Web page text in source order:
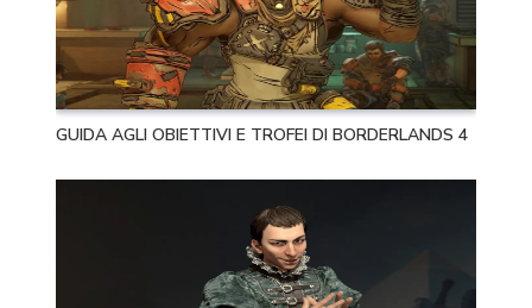
GUIDA AGLI OBIETTIVI E TROFEI DI BORDERLANDS 4